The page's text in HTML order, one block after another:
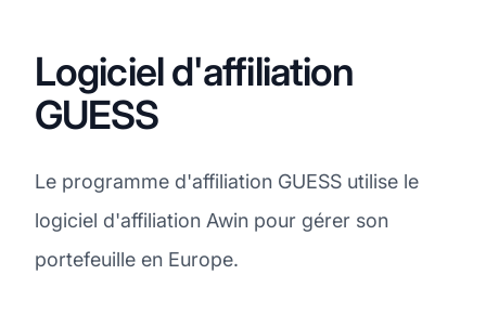
Logiciel d'affiliation
GUESS
Le programme d'affiliation GUESS utilise le
logiciel d'affiliation Awin pour gérer son
portefeuille en Europe.